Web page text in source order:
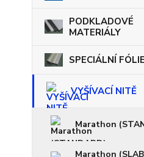
PODKLADOVÉ
MATERIÁLY
SPECIÁLNÍ FÓLIE
VYŠÍVACÍ NITĚ
Marathon
Marathon